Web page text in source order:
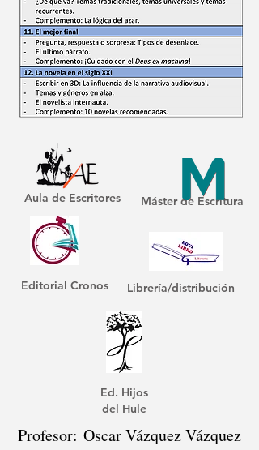
Máster de Escritura
Aula de Escritores
Editorial Cronos Librería/distribución
Ed. Hijos
del Hule
Profesor: Oscar Vázquez Vázquez